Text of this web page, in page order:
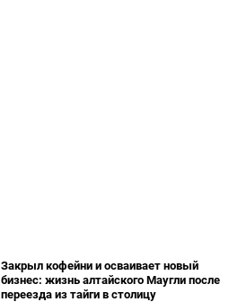
Закрыл кофейни и осваивает новый
бизнес: жизнь алтайского Маугли после
переезда из тайги в столицу